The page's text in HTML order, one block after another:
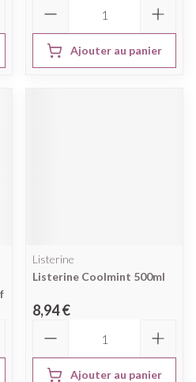
Ajouter au panier
Listerine
Listerine Coolmint 500ml
8,94 €
Ajouter au panier